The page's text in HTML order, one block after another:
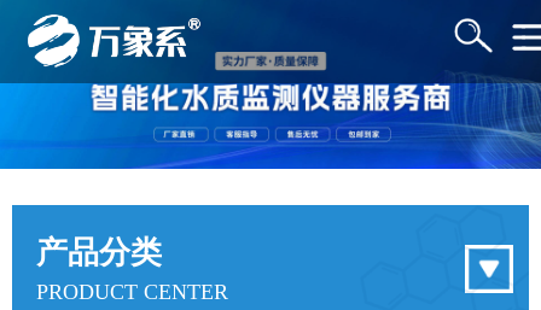
产品分类
PRODUCT CENTER